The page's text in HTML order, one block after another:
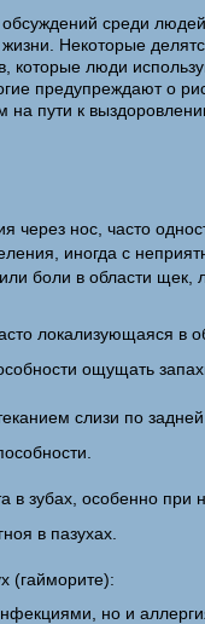
среди
Некоторые
которые люди
предупреждают о
на пути к
через нос, часто
иногда с
боли в области щек,
локализующаяся в
ощущать
слизи по задней
зубах, особенно при
в пазухах.
(гайморите):
но и